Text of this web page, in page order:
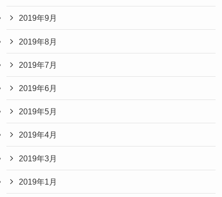
2019年9月
2019年8月
2019年7月
2019年6月
2019年5月
2019年4月
2019年3月
2019年1月